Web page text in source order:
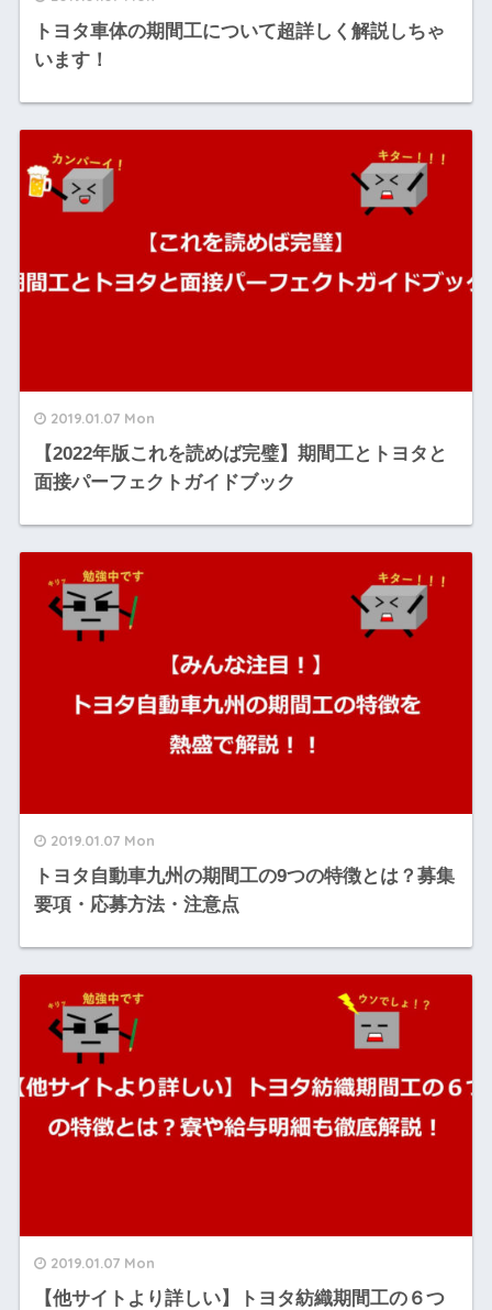
トヨタ車体の期間工について超詳しく解説しちゃ
います！
2019.01.07 Mon
【2022年版これを読めば完璧】期間工とトヨタと
面接パーフェクトガイドブック
2019.01.07 Mon
トヨタ自動車九州の期間工の9つの特徴とは？募集
要項・応募方法・注意点
2019.01.07 Mon
【他サイトより詳しい】トヨタ紡織期間工の６つ